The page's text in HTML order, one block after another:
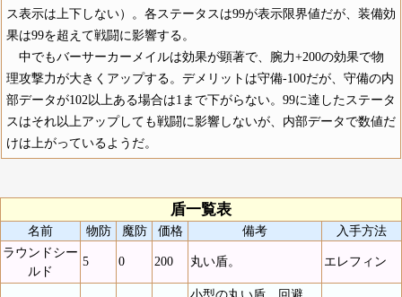
ス表示は上下しない）。各ステータスは99が表示限界値だが、装備効
果は99を超えて戦闘に影響する。
中でもバーサーカーメイルは効果が顕著で、腕力+200の効果で物
理攻撃力が大きくアップする。デメリットは守備-100だが、守備の内
部データが102以上ある場合は1まで下がらない。99に達したステータ
スはそれ以上アップしても戦闘に影響しないが、内部データで数値だ
けは上がっているようだ。
盾一覧表
名前 物防 魔防 価格 備考
入手方法
ラウンドシー
ルド
5 0 200 丸い盾。 エレフィン